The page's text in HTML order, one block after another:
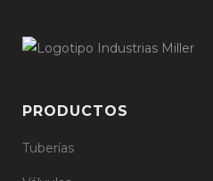
PRODUCTOS
Tuberías